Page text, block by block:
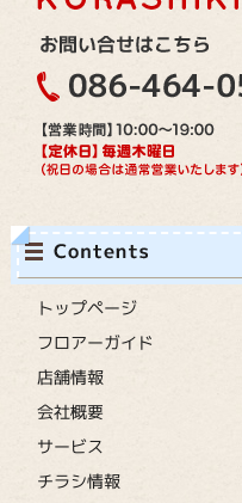
トップページ
フロアーガイド
店舗情報
会社概要
サービス
チラシ情報